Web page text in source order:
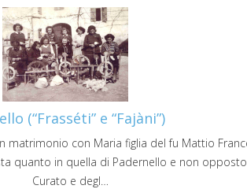
(“Frasséti” e “Fajàni”)
matrimonio con Maria figlia del fu Mattio
quanto in quella di Padernello e non
Curato e degl…